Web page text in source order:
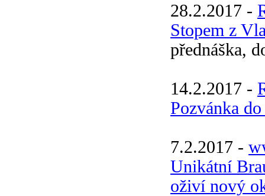
28.2.2017 -
Stopem z
přednáška,
14.2.2017 -
Pozvánka
7.2.2017 -
Unikátní
oživí nový